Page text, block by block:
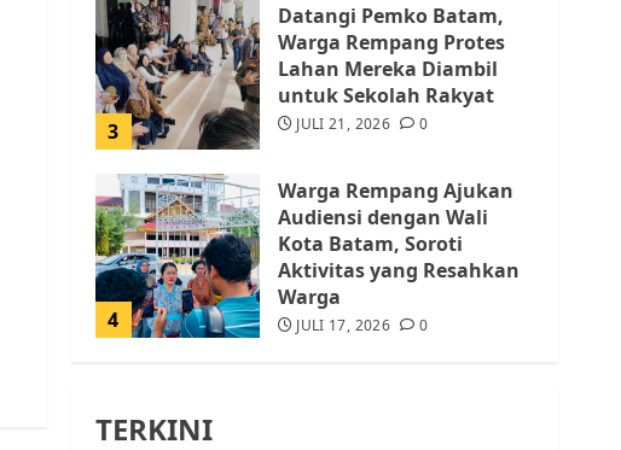
3
Datangi Pemko Batam,
Warga Rempang Protes
Lahan Mereka Diambil
untuk Sekolah Rakyat
JULI 21, 2026 0
4
Warga Rempang Ajukan
Audiensi dengan Wali
Kota Batam, Soroti
Aktivitas yang Resahkan
Warga
JULI 17, 2026 0
TERKINI